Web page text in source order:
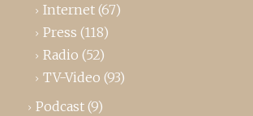
Internet (67)
Press (118)
Radio (52)
TV-Video (93)
Podcast (9)